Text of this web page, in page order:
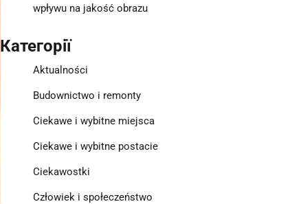
wpływu na jakość obrazu
Категорії
Aktualności
Budownictwo i remonty
Ciekawe i wybitne miejsca
Ciekawe i wybitne postacie
Ciekawostki
Człowiek i społeczeństwo